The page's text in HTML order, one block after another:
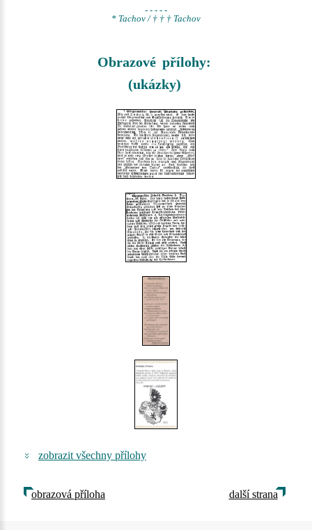
- - - - -
* Tachov / † † † Tachov
Obrazové přílohy:
(ukázky)
zobrazit všechny přílohy
obrazová příloha další strana